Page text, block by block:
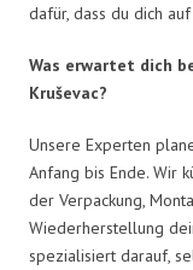
dafür, dass du dich
Was erwartet dich
Kruševac?
Unsere Experten
Anfang bis Ende. Wir
der Verpackung,
Wiederherstellung
spezialisiert darauf,